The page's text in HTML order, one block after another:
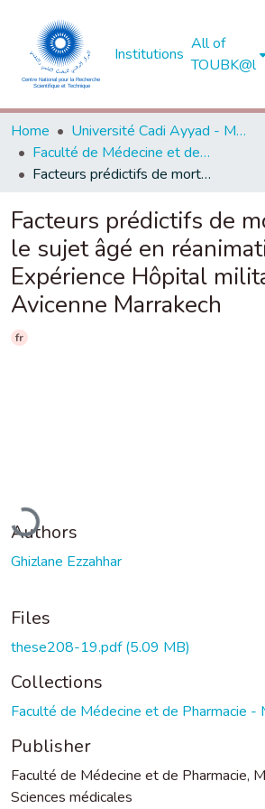
Institutions
All of
TOUBK@l
Home
Université Cadi Ayyad - Marrakech
Faculté de Médecine et de Pharmacie - Marrakech
Facteurs prédictifs de mortalité chez le sujet âgé en réanimation : Expérience Hôpital militaire Avicenne Marrakech
Facteurs prédictifs de
le sujet âgé en
Expérience Hôpital
Avicenne Marrakech
fr
Authors
Ghizlane Ezzahhar
Files
these208-19.pdf(5.09 MB)
Collections
Faculté de Médecine et de Pharmacie -
Publisher
Faculté de Médecine et de Pharmacie,
Sciences médicales